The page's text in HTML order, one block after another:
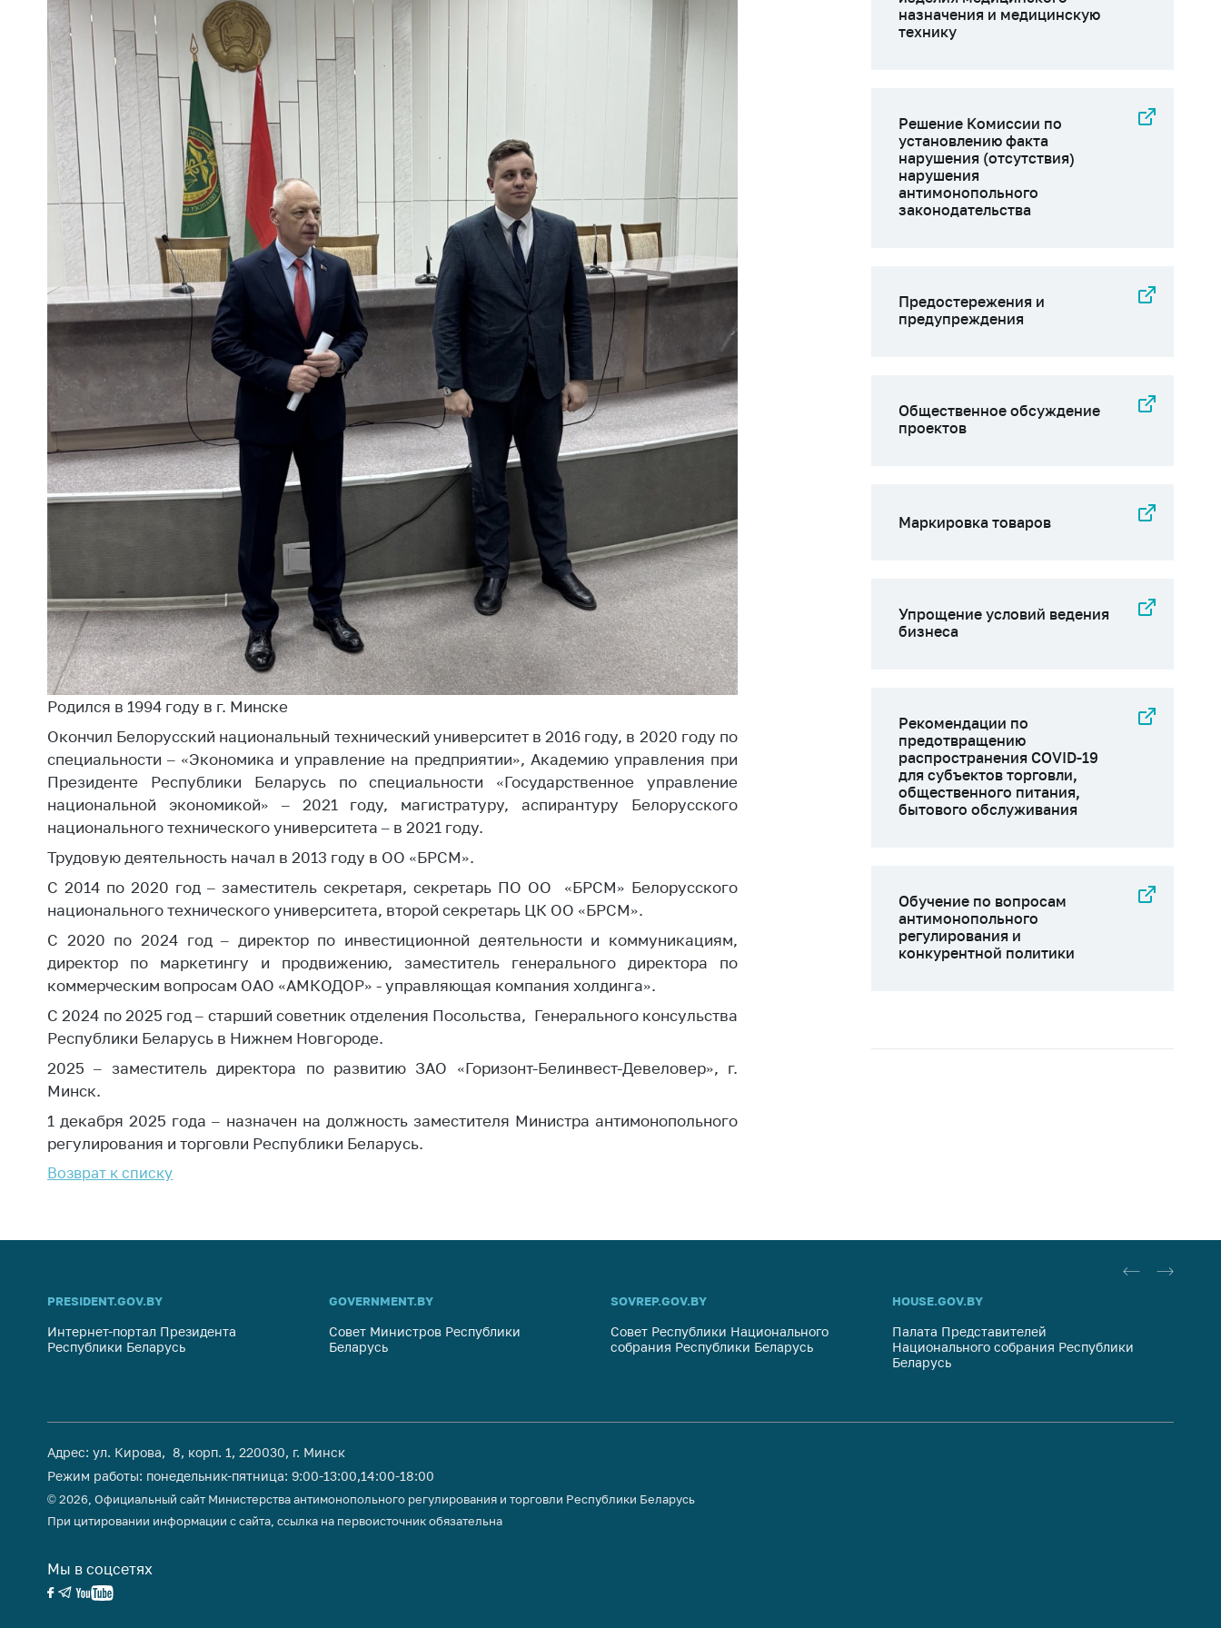
Награждения
Белорусская
универсальная
товарная биржа
Общественная
жизнь
Идеологическая
работа
Официальные
геральдические
символы
5 лет МАРТ
Деятельность
Ценовая политика
Антимонопольное
регулирование и
конкуренция
Торговля и услуги
Регулирование и
контроль закупок
Защита прав
потребителей
Регулирование
рекламной
деятельности
Международное
сотрудничество
Применение мер
нетарифного
регулирования
Биржевая торговля
деятельность в
Республике
Беларусь
Защита
персональных
данных
Новости
Контакты
Адрес и режим
работы
Приемная
Министра
Горячая линия
Пресс-служба
Вышестоящий
государственный
орган
Важное на сайте
Сообщить о росте
цен
Ценообразование
на лекарственные
средства, изделия
медицинского
назначения и
медицинскую
технику
Решение Комиссии
по установлению
факта нарушения
(отсутствия)
нарушения
антимонопольного
законодательства
Предостережения
Общественное
обсуждение
проектов
Маркировка
товаров
Упрощение
условий ведения
бизнеса
Рекомендации по
предотвращению
распространения
COVID-19 для
субъектов
торговли,
общественного
Обучение по
вопросам
политики
Родился в 1994 году в г. Минске
Окончил Белорусский национальный технический университет в 2016 году, в 2020 году по
специальности – «Экономика и управление на предприятии», Академию управления при
Президенте Республики Беларусь по специальности «Государственное управление
национальной экономикой» – 2021 году, магистратуру, аспирантуру Белорусского
национального технического университета – в 2021 году.
Трудовую деятельность начал в 2013 году в ОО «БРСМ».
С 2014 по 2020 год – заместитель секретаря, секретарь ПО ОО «БРСМ» Белорусского
национального технического университета, второй секретарь ЦК ОО «БРСМ».
С 2020 по 2024 год – директор по инвестиционной деятельности и коммуникациям,
директор по маркетингу и продвижению, заместитель генерального директора по
коммерческим вопросам ОАО «АМКОДОР» - управляющая компания холдинга».
С 2024 по 2025 год – старший советник отделения Посольства, Генерального консульства
Республики Беларусь в Нижнем Новгороде.
2025 – заместитель директора по развитию ЗАО «Горизонт-Белинвест-Девеловер», г.
Минск.
1 декабря 2025 года – назначен на должность заместителя Министра антимонопольного
регулирования и торговли Республики Беларусь.
назначения и медицинскую
технику
Решение Комиссии по
установлению факта
нарушения (отсутствия)
нарушения
антимонопольного
законодательства
Предостережения и
предупреждения
Общественное обсуждение
проектов
Маркировка товаров
Упрощение условий ведения
бизнеса
Рекомендации по
предотвращению
распространения COVID-19
для субъектов торговли,
общественного питания,
бытового обслуживания
Обучение по вопросам
антимонопольного
регулирования и
конкурентной политики
Возврат к списку
PRESIDENT.GOV.BY
Интернет-портал Президента
Республики Беларусь
GOVERNMENT.BY
Совет Министров Республики
Беларусь
SOVREP.GOV.BY
Совет Республики Национального
собрания Республики Беларусь
HOUSE.GOV.BY
Палата Представителей
Национального собрания Республики
Беларусь
Адрес: ул. Кирова, 8, корп. 1, 220030, г. Минск
Режим работы: понедельник-пятница: 9:00-13:00,14:00-18:00
© 2026, Официальный сайт Министерства антимонопольного регулирования и торговли Республики Беларусь
При цитировании информации с сайта, ссылка на первоисточник обязательна
Мы в соцсетях